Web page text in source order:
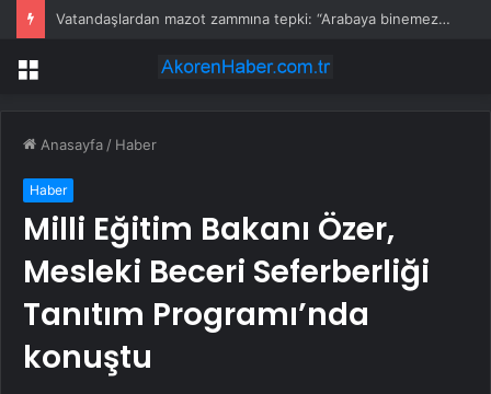
Vatandaşlardan mazot zammına tepki: “Arabaya binemez olduk, ekmek bulamaz olduk”
Menü
Anasayfa / Haber
Haber
Milli Eğitim Bakanı Özer,
Mesleki Beceri Seferberliği
Tanıtım Programı’nda
konuştu